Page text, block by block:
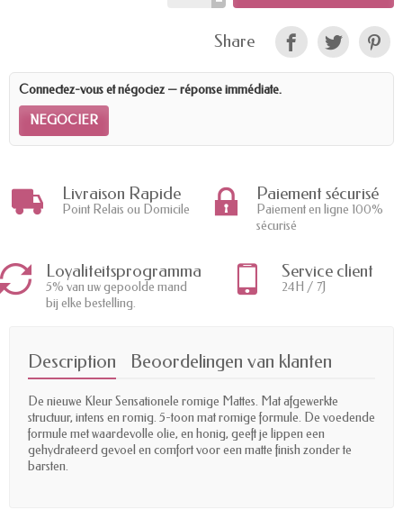
Share
Connectez-vous et négociez — réponse immédiate.
NEGOCIER
Livraison Rapide
Point Relais ou Domicile
Paiement sécurisé
Paiement en ligne 100%
sécurisé
Loyaliteitsprogramma
5% van uw gepoolde mand
bij elke bestelling.
Service client
24H / 7J
Description Beoordelingen van klanten
De nieuwe Kleur Sensationele romige Mattes. Mat afgewerkte
structuur, intens en romig. 5-toon mat romige formule. De voedende
formule met waardevolle olie, en honig, geeft je lippen een
gehydrateerd gevoel en comfort voor een matte finish zonder te
barsten.